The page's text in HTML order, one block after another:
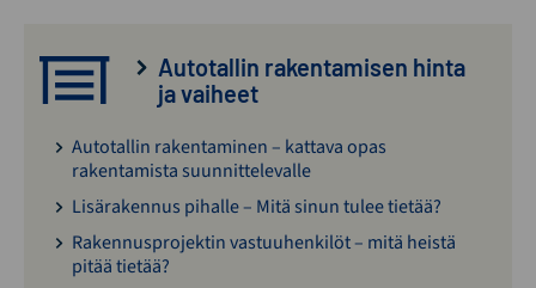
Autotallin rakentamisen hinta
ja vaiheet
Autotallin rakentaminen – kattava opas
rakentamista suunnittelevalle
Lisärakennus pihalle – Mitä sinun tulee tietää?
Rakennusprojektin vastuuhenkilöt – mitä heistä
pitää tietää?